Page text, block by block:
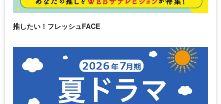
推したい！フレッシュFACE